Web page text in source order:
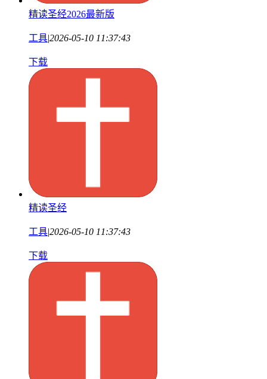
精读圣经2026最新版
工具|2026-05-10 11:37:43
下载
精读圣经
工具|2026-05-10 11:37:43
下载